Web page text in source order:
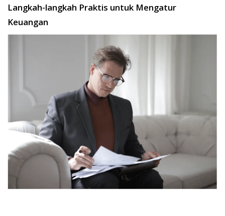
Langkah-langkah Praktis untuk Mengatur
Keuangan